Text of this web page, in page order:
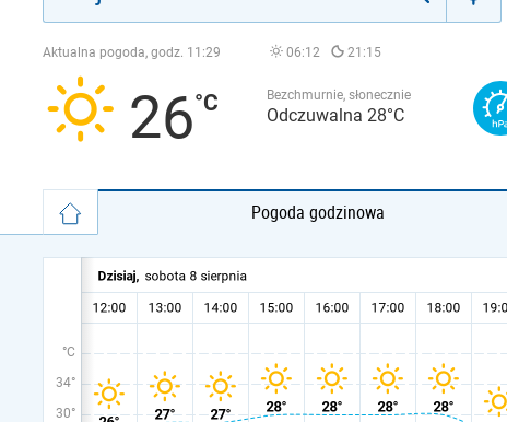
Aktualna pogoda, godz. 11:29 06:12 21:15
26 Bezchmurnie, słonecznie
Odczuwalna 28°C
Pogoda godzinowa
°C
34°
30°